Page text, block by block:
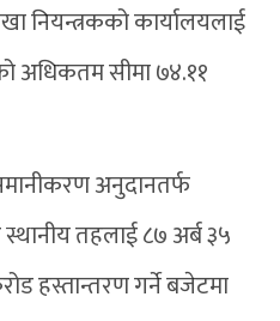
नियन्त्रकको कार्यालयलाई
अधिकतम सीमा ७४.११
अनुदानतर्फ
तहलाई ८७ अर्ब ३५
हस्तान्तरण गर्ने बजेटमा